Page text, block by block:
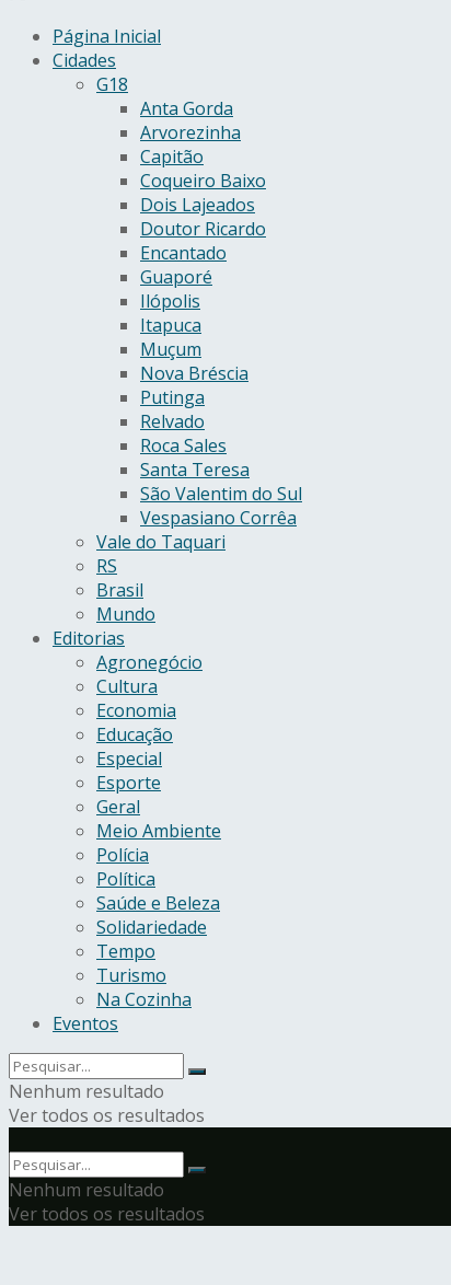
Página Inicial
Cidades
G18
Anta Gorda
Arvorezinha
Capitão
Coqueiro Baixo
Dois Lajeados
Doutor Ricardo
Encantado
Guaporé
Ilópolis
Itapuca
Muçum
Nova Bréscia
Putinga
Relvado
Roca Sales
Santa Teresa
São Valentim do Sul
Vespasiano Corrêa
Vale do Taquari
RS
Brasil
Mundo
Editorias
Agronegócio
Cultura
Economia
Educação
Especial
Esporte
Geral
Meio Ambiente
Polícia
Política
Saúde e Beleza
Solidariedade
Tempo
Turismo
Na Cozinha
Eventos
Nenhum resultado
Ver todos os resultados
Nenhum resultado
Ver todos os resultados